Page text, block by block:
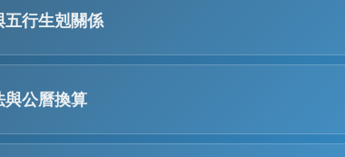
理學嘅基礎。
Stems)
、丙、丁、戊、己、庚、辛、壬、癸。單數為
)、丙 (火)、戊 (土)、庚 (金)、壬 (水)
五行生剋關係
都有對應嘅「五行」屬性：木、火、土、金
剋」嘅關係。
Cycle)
與公曆換算
柱」，就係用干支嚟表示一個人出世嘅年、